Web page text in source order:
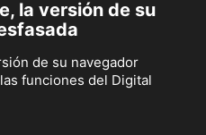
la versión de su
de su navegador
funciones del Digital